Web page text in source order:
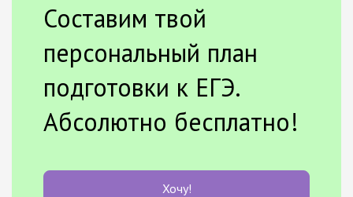
Составим твой
персональный план
подготовки к ЕГЭ.
Абсолютно бесплатно!
Хочу!